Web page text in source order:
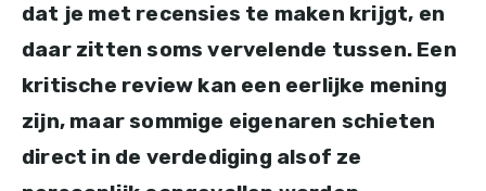
dat je met recensies te maken krijgt, en
daar zitten soms vervelende tussen. Een
kritische review kan een eerlijke mening
zijn, maar sommige eigenaren schieten
direct in de verdediging alsof ze